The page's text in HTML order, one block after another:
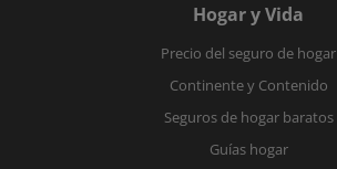
Hogar y Vida
Precio del seguro de hogar
Continente y Contenido
Seguros de hogar baratos
Guías hogar